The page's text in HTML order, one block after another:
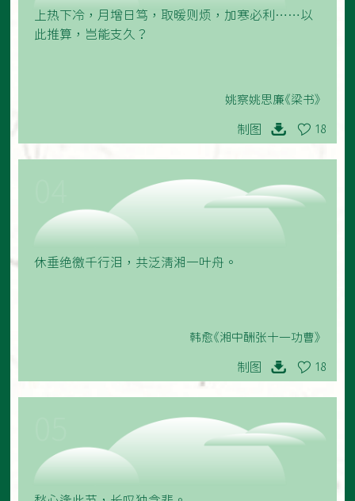
上热下冷，月增日笃，取暖则烦，加寒必利……以
此推算，岂能支久？
姚察姚思廉《梁书》
制图 18
休垂绝徼千行泪，共泛清湘一叶舟。
韩愈《湘中酬张十一功曹》
制图 18